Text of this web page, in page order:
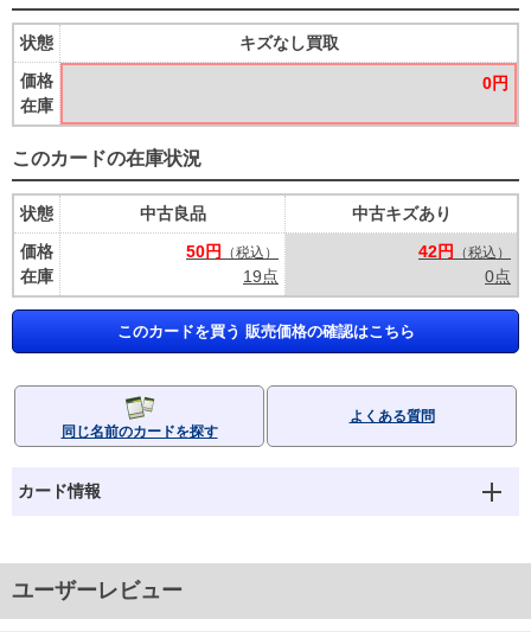
状態
価格
在庫
キズなし買取
0円
このカードの在庫状況
状態
価格
在庫
中古良品
50円
（税込）
19点
中古キズあり
42円
（税込）
0点
このカードを買う 販売価格の確認はこちら
同じ名前のカードを探す
よくある質問
カード情報
ユーザーレビュー